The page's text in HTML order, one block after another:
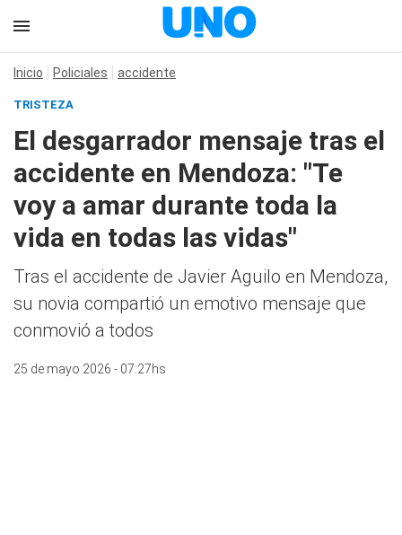
Inicio Policiales accidente
TRISTEZA
El desgarrador mensaje tras el
accidente en Mendoza: "Te
voy a amar durante toda la
vida en todas las vidas"
Tras el accidente de Javier Aguilo en Mendoza,
su novia compartió un emotivo mensaje que
conmovió a todos
25 de mayo 2026 - 07:27hs